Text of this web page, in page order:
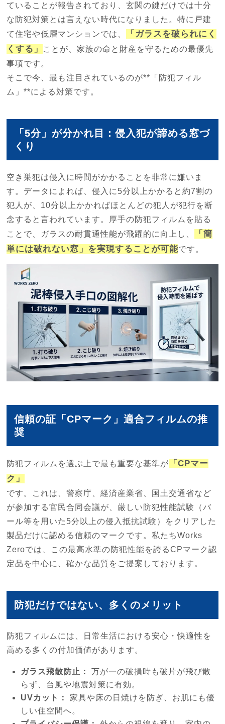
ていることが報告されており、玄関の鍵だけでは十分
な防犯対策とは言えない時代になりました。特に戸建
て住宅や低層マンションでは、
「ガラスを破られにく
くする」
ことが、家族の命と財産を守るための最優先
事項です。
そこで今、最も注目されているのが**「防犯フィル
ム」**による対策です。
「5分」が分かれ目：侵入犯が諦める窓づ
くり
空き巣犯は侵入に時間がかかることを非常に嫌いま
す。データによれば、侵入に5分以上かかると約7割の
犯人が、10分以上かかればほとんどの犯人が犯行を断
念すると言われています。厚手の防犯フィルムを貼る
ことで、ガラスの耐貫通性能が飛躍的に向上し、
「簡
単には破れない窓」を実現することが可能です。
信頼の証「CPマーク」適合フィルムの推
奨
防犯フィルムを選ぶ上で最も重要な基準が
「CPマー
ク」
です。これは、警察庁、経済産業省、国土交通省など
が参加する官民合同会議が、厳しい防犯性能試験（バ
ール等を用いた5分以上の侵入抵抗試験）をクリアした
製品だけに認める信頼のマークです。私たちWorks
Zeroでは、この最高水準の防犯性能を誇るCPマーク認
定品を中心に、確かな品質をご提案しております。
防犯だけではない、多くのメリット
防犯フィルムには、日常生活における安心・快適性を
高める多くの付加価値があります。
ガラス飛散防止： 万が一の破損時も破片が飛び散
らず、台風や地震対策に有効。
UVカット：
家具や床の日焼けを防ぎ、お肌にも優
しい住空間へ。